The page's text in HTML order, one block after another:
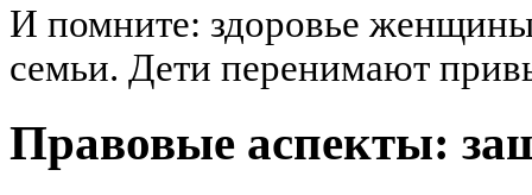
И помните: здоровье
семьи. Дети перенимают
Правовые аспекты: